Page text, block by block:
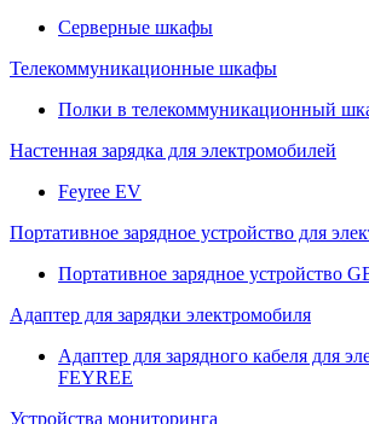
Серверные шкафы
Телекоммуникационные шкафы
Полки в телекоммуникационный
Настенная зарядка для электромобилей
Feyree EV
Портативное зарядное устройство для
Портативное зарядное устройство
Адаптер для зарядки электромобиля
Адаптер для зарядного кабеля для
FEYREE
Устройства мониторинга